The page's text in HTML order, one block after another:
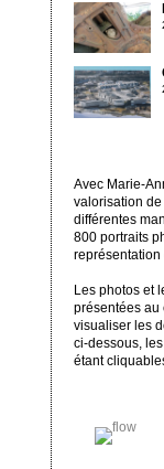
Avec Marie-
valorisation
différentes
800 portraits
représentation
Les photos et
présentées au
visualiser les
ci-dessous,
étant